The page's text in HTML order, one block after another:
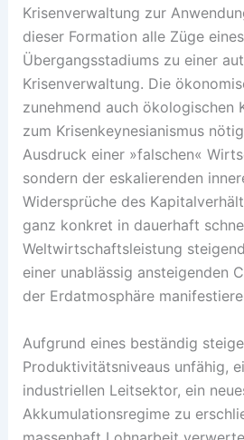
Krisenverwaltung zur
dieser Formation alle Züge eines
Übergangsstadiums zu einer
Krisenverwaltung. Die
zunehmend auch ökologischen
zum Krisenkeynesianismus
Ausdruck einer »falschen«
sondern der eskalierenden
Widersprüche des
ganz konkret in dauerhaft
Weltwirtschaftsleistung
einer un­ablässig ansteigenden
der Erd­atmosphäre
Aufgrund eines beständig
Produktivitätsniveaus unfähig,
industriellen Leit­sektor, ein
Akkumulationsregime zu